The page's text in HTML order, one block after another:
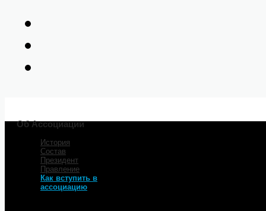
Об Ассоциации
История
Состав
Президент
Правление
Как вступить в
ассоциацию